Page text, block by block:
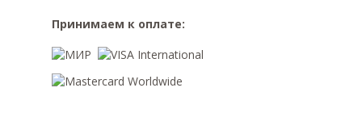
Принимаем к оплате: